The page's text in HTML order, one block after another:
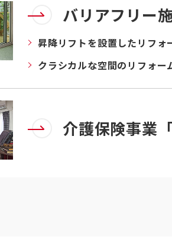
バリアフリー
昇降リフトを設置したリフォ
クラシカルな空間のリフォー
介護保険事業